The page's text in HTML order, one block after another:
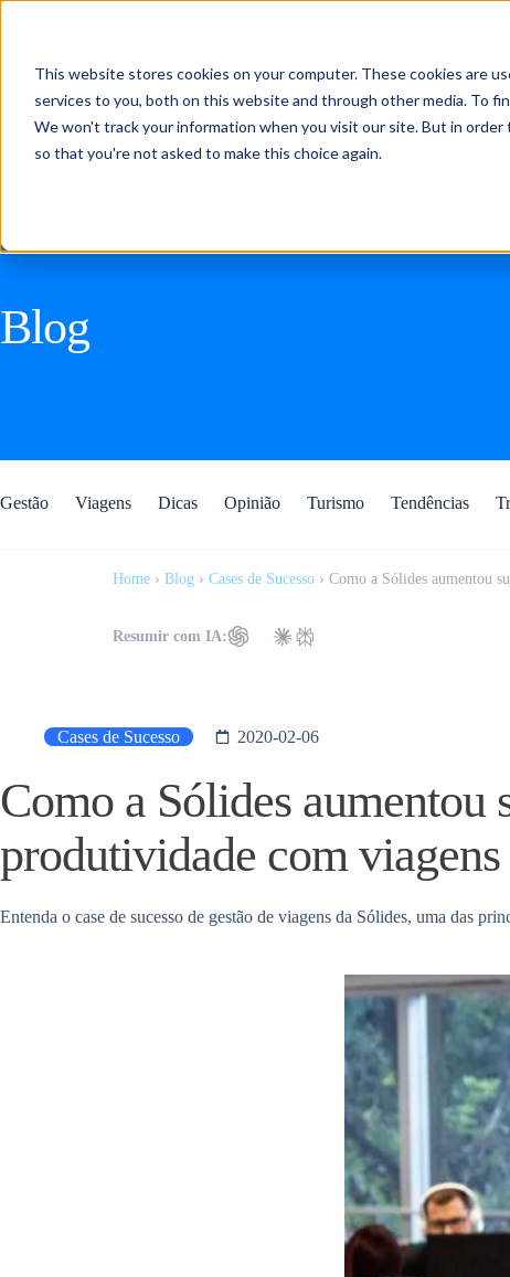
This website stores cookies on your computer. These cookies are
services to you, both on this website and through other media. To
We won't track your information when you visit our site. But in
so that you're not asked to make this choice again.
Blog
Gestão Viagens Dicas Opinião Turismo Tendências
Home › Blog › Cases de Sucesso › Como a Sólides aumentou
Resumir com IA:
Cases de Sucesso 2020-02-06
Como a Sólides aumentou
produtividade com viagens
Entenda o case de sucesso de gestão de viagens da Sólides, uma das